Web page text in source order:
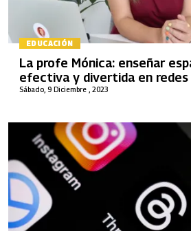
EDUCACIÓN
Sábado, 9 Diciembre , 2023
La profe Mónica: enseñar
efectiva y divertida en redes